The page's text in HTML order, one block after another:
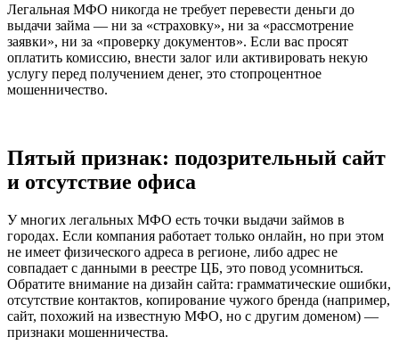
Легальная МФО никогда не требует перевести деньги до
выдачи займа — ни за «страховку», ни за «рассмотрение
заявки», ни за «проверку документов». Если вас просят
оплатить комиссию, внести залог или активировать некую
услугу перед получением денег, это стопроцентное
мошенничество.
Пятый признак: подозрительный сайт
и отсутствие офиса
У многих легальных МФО есть точки выдачи займов в
городах. Если компания работает только онлайн, но при этом
не имеет физического адреса в регионе, либо адрес не
совпадает с данными в реестре ЦБ, это повод усомниться.
Обратите внимание на дизайн сайта: грамматические ошибки,
отсутствие контактов, копирование чужого бренда (например,
сайт, похожий на известную МФО, но с другим доменом) —
признаки мошенничества.